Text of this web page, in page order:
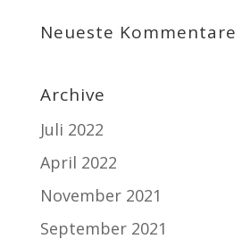
Neueste Kommentare
Archive
Juli 2022
April 2022
November 2021
September 2021